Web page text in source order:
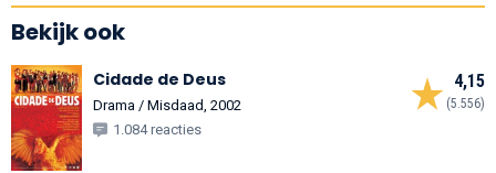
Bekijk ook
4,15
(5.556)
Cidade de Deus
Drama / Misdaad, 2002
1.084 reacties